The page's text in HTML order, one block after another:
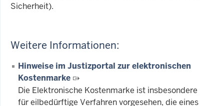
Sicherheit).
Weitere Informationen:
Hinweise im Justizportal zur elektronischen
Kostenmarke
Die Elektronische Kostenmarke ist insbesondere
für eilbedürftige Verfahren vorgesehen, die eines